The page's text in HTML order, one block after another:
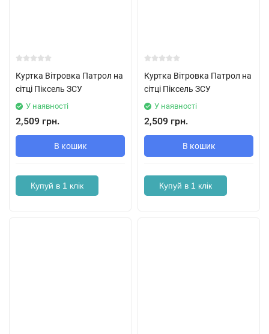
Куртка Вітровка Патрол на
сітці Піксель ЗСУ
У наявності
2,509 грн.
В кошик
Купуй в 1 клік
Куртка Вітровка Патрол на
сітці Піксель ЗСУ
У наявності
2,509 грн.
В кошик
Купуй в 1 клік